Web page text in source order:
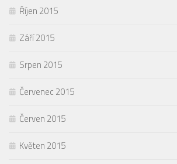
Říjen 2015
Září 2015
Srpen 2015
Červenec 2015
Červen 2015
Květen 2015